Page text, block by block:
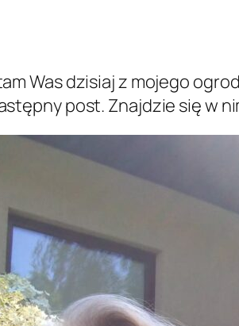
Was dzisiaj z mojego
post. Znajdzie się w